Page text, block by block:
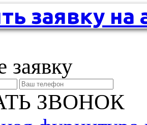
заявку на
заявку
ЗВОНОК